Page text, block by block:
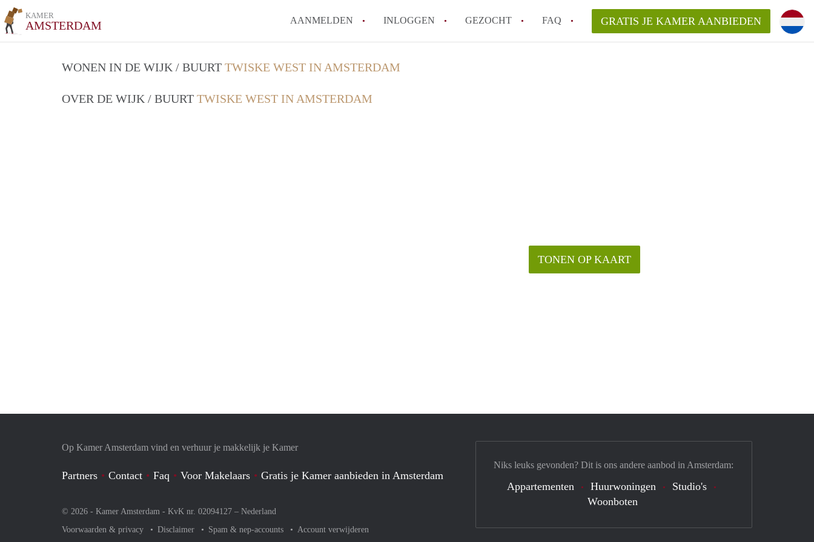
KAMER
AMSTERDAM AANMELDEN INLOGGEN GEZOCHT FAQ GRATIS JE KAMER AANBIEDEN
WONEN IN DE WIJK / BUURT TWISKE WEST IN AMSTERDAM
OVER DE WIJK / BUURT TWISKE WEST IN AMSTERDAM
TONEN OP KAART
Op Kamer Amsterdam vind en verhuur je makkelijk je Kamer
Partners Contact Faq Voor Makelaars Gratis je Kamer aanbieden in Amsterdam
© 2026 - Kamer Amsterdam - KvK nr. 02094127 – Nederland
Voorwaarden & privacy
Disclaimer Spam & nep-accounts Account verwijderen
Niks leuks gevonden? Dit is ons andere aanbod in Amsterdam:
Appartementen Huurwoningen
Studio's
Woonboten